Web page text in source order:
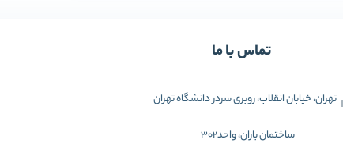
تماس با ما
تهران، خیابان انقلاب، روبری سردر دانشگاه تهران
ساختمان باران، واحد302